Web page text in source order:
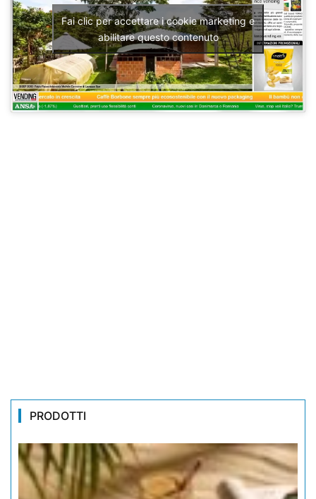
Fai clic per accettare i cookie marketing e
abilitare questo contenuto
PRODOTTI